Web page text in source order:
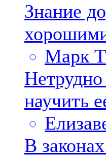
Знание
Марк
научить
В